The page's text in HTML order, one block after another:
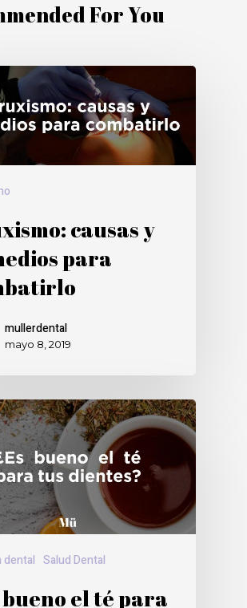
For You
causas y
para
mullerdental
mayo 8, 2019
dental Salud Dental
bueno el té para